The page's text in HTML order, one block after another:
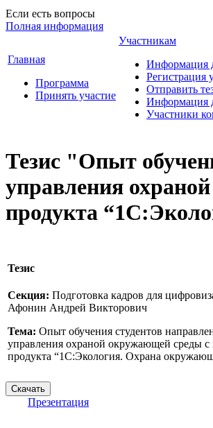
Если есть вопросы
Полная информация
Главная
Программа
Принять участие
Участникам
Информация
Регистрация
Отправить
Информация
Участники
Тезис "Опыт
управления
продукта
Тезис
Секция: Подготовка кадров для
Афонин Андрей Викторович
Тема: Опыт обучения студентов
управления охраной окружающей среды
продукта “1С:Экология. Охрана
Презентация